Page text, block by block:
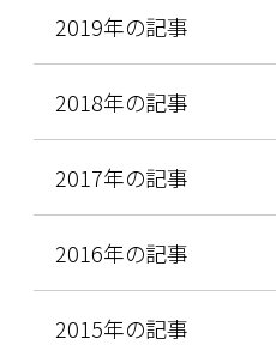
2019年の記事
2018年の記事
2017年の記事
2016年の記事
2015年の記事